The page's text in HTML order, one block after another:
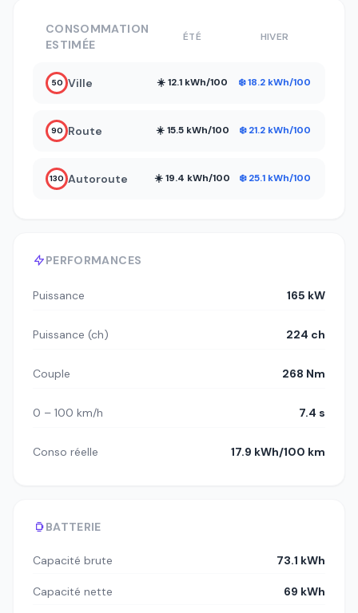
PERFORMANCES
Puissance 165 kW
Puissance (ch) 224 ch
Couple 268 Nm
0 – 100 km/h 7.4 s
Conso réelle 17.9 kWh/100 km
BATTERIE
Capacité brute 73.1 kWh
Capacité nette 69 kWh
CONSOMMATION
ESTIMÉE
ÉTÉ HIVER
50 Ville ☀️ 12.1 kWh/100 ❄️ 18.2 kWh/100
90 Route ☀️ 15.5 kWh/100 ❄️ 21.2 kWh/100
130 Autoroute ☀️ 19.4 kWh/100 ❄️ 25.1 kWh/100